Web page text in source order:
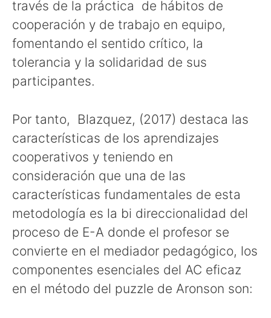
través de la práctica de hábitos de
cooperación y de trabajo en equipo,
fomentando el sentido crítico, la
tolerancia y la solidaridad de sus
participantes.
Por tanto, Blazquez, (2017) destaca las
características de los aprendizajes
cooperativos y teniendo en
consideración que una de las
características fundamentales de esta
metodología es la bi direccionalidad del
proceso de E-A donde el profesor se
convierte en el mediador pedagógico, los
componentes esenciales del AC eficaz
en el método del puzzle de Aronson son: